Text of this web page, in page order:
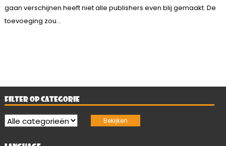
gaan verschijnen heeft niet alle publishers even blij gemaakt. De
toevoeging zou...
FILTER OP CATEGORIE